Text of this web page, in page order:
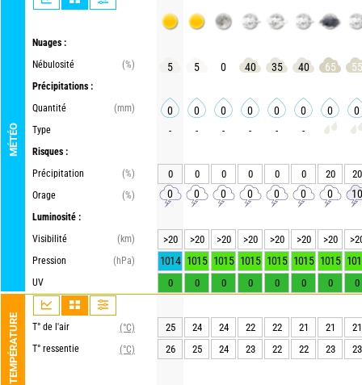
MÉTÉO
Nuages :
Nébulosité
(%)
Précipitations :
Quantité
(mm)
Type
Risques :
Précipitation
(%)
Orage
(%)
Luminosité :
Visibilité
(km)
Pression
(hPa)
UV
TEMPÉRATURE T° de l'air
(°C)
T° ressentie
(°C)
5 5 0 40 35 40 65 55
0 0 0 0 0 0 0 0
- - - - - -
0 0 0 0 0 0 20 20
0 0 0 0 0 0 0 10
>20 >20 >20 >20 >20 >20 >20
1014 1015 1015 1015 1015 1015 1015
0 0 0 0 0 0 0 0
25 24 24 22 22 21 21
21
26
25 24 23 22 22 23 23